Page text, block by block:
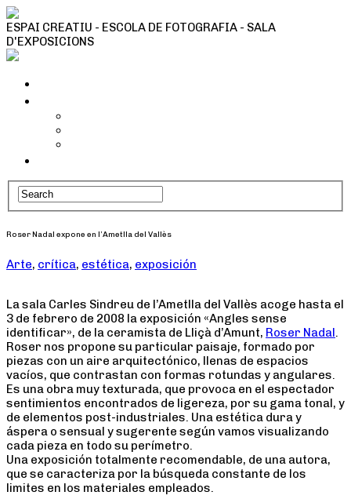
ESPAI CREATIU - ESCOLA DE FOTOGRAFIA - SALA
D'EXPOSICIONS
Roser Nadal expone en l’Ametlla del Vallès
Arte, crítica, estética, exposición
La sala Carles Sindreu de l’Ametlla del Vallès acoge hasta el
3 de febrero de 2008 la exposición «Angles sense
identificar», de la ceramista de Lliçà d’Amunt, Roser Nadal .
Roser nos propone su particular paisaje, formado por
piezas con un aire arquitectónico, llenas de espacios
vacíos, que contrastan con formas rotundas y angulares.
Es una obra muy texturada, que provoca en el espectador
sentimientos encontrados de ligereza, por su gama tonal, y
de elementos post-industriales. Una estética dura y
áspera o sensual y sugerente según vamos visualizando
cada pieza en todo su perímetro.
Una exposición totalmente recomendable, de una autora,
que se caracteriza por la búsqueda constante de los
limites en los materiales empleados.